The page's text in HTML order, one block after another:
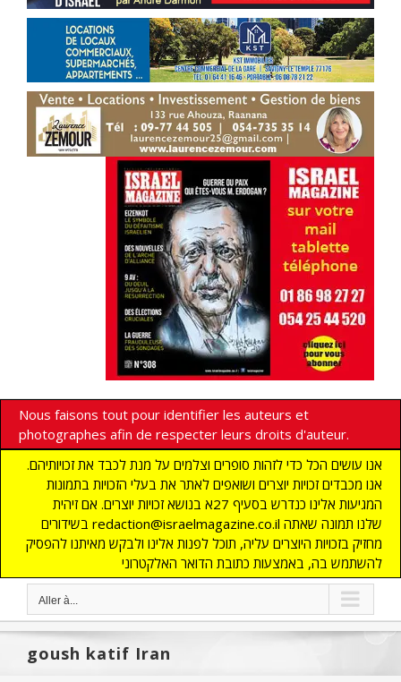
Nous faisons tout pour identifier les auteurs et
photographes afin de respecter leurs droits d'auteur.
אנו עושים הכל כדי לזהות סופרים וצלמים על מנת לכבד את זכויותיהם.
אנו מכבדים זכויות יוצרים ושואפים לאתר את בעלי הזכויות בתמונות
המגיעות אלינו כנדרש בסעיף 27א בנושא זכויות יוצרים. אם זיהית
בשידורים redaction@israelmagazine.co.il שלנו תמונה שאתה
מחזיק בזכויות היוצרים עליה, תוכל לפנות אלינו ולבקש מאיתנו להפסיק
להשתמש בה, באמצעות כתובת הדואר האלקטרוני
Aller à...
goush katif Iran